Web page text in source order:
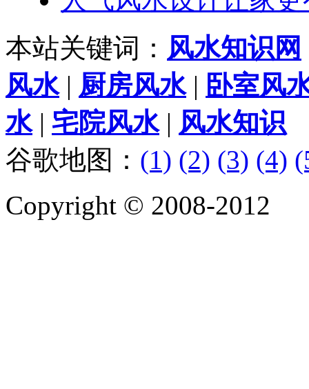
本站关键词： 风水知识网
风水| 厨房风水| 卧室风
水| 宅院风水| 风水知识
谷歌地图： (1) (2) (3) (4)
Copyright © 2008-2012